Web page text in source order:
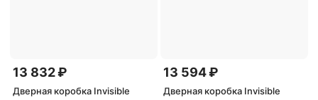
13 832 ₽
Дверная коробка Invisible
13 594 ₽
Дверная коробка Invisible